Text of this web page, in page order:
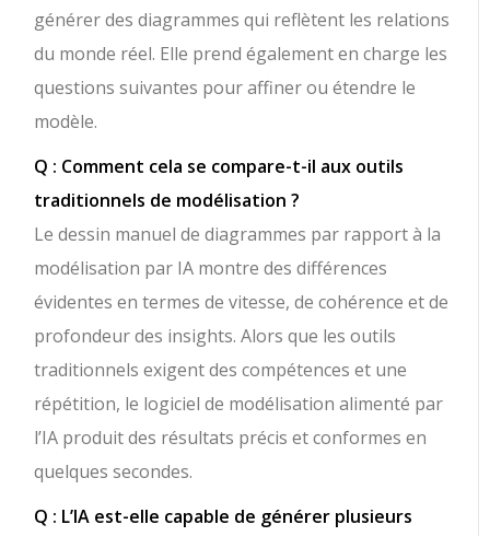
générer des diagrammes qui reflètent les relations
du monde réel. Elle prend également en charge les
questions suivantes pour affiner ou étendre le
modèle.
Q : Comment cela se compare-t-il aux outils
traditionnels de modélisation ?
Le dessin manuel de diagrammes par rapport à la
modélisation par IA montre des différences
évidentes en termes de vitesse, de cohérence et de
profondeur des insights. Alors que les outils
traditionnels exigent des compétences et une
répétition, le logiciel de modélisation alimenté par
l’IA produit des résultats précis et conformes en
quelques secondes.
Q : L’IA est-elle capable de générer plusieurs